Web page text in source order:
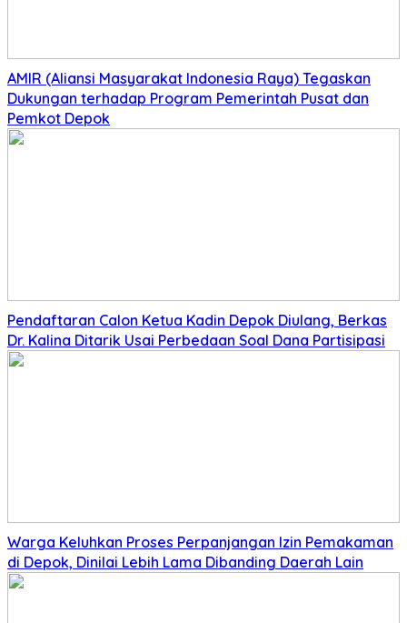
AMIR (Aliansi Masyarakat Indonesia Raya) Tegaskan
Dukungan terhadap Program Pemerintah Pusat dan
Pemkot Depok
Pendaftaran Calon Ketua Kadin Depok Diulang, Berkas
Dr. Kalina Ditarik Usai Perbedaan Soal Dana Partisipasi
Warga Keluhkan Proses Perpanjangan Izin Pemakaman
di Depok, Dinilai Lebih Lama Dibanding Daerah Lain